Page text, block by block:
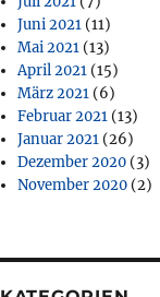
Juni 2021 (11)
Mai 2021 (13)
April 2021 (15)
März 2021 (6)
Februar 2021 (13)
Januar 2021 (26)
Dezember 2020 (3)
November 2020 (2)